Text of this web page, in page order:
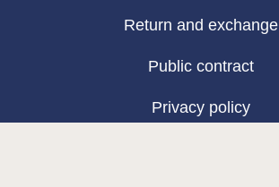
Return and exchange
Public contract
Privacy policy